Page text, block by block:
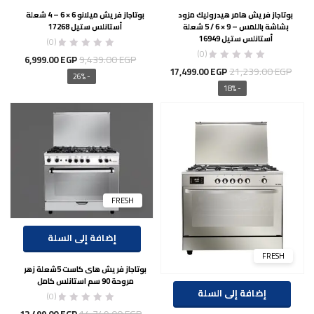
بوتاجاز فريش هامر هيدروليك مزود
بشاشة باللمس – 9 × 6 / 5 شعلة
أستانلس ستيل 16949
(0)
21,239.00EGP
السعر
الأصلي
21,239.00 EGP.
17,499.00EGP
السعر
- 18%
بوتاجاز فريش ميلانو 6 × 6 – 4 شعلة
أستانلس ستيل 17268
(0)
9,439.00EGP
السعر
الأصلي
9,439.00 EGP.
6,999.00EGP
EGP.
- 26%
FRESH
إضافة إلى السلة
FRESH
إضافة إلى السلة
بوتاجاز فريش هاى كاست 5شعلة زهر
مروحة 90 سم استانلس كامل
(0)